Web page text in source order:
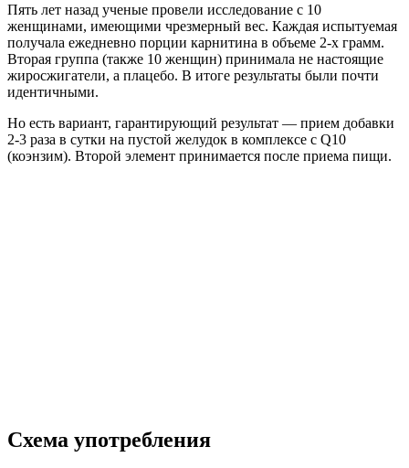
Пять лет назад ученые провели исследование с 10
женщинами, имеющими чрезмерный вес. Каждая испытуемая
получала ежедневно порции карнитина в объеме 2-х грамм.
Вторая группа (также 10 женщин) принимала не настоящие
жиросжигатели, а плацебо. В итоге результаты были почти
идентичными.
Но есть вариант, гарантирующий результат — прием добавки
2-3 раза в сутки на пустой желудок в комплексе с Q10
(коэнзим). Второй элемент принимается после приема пищи.
Схема употребления